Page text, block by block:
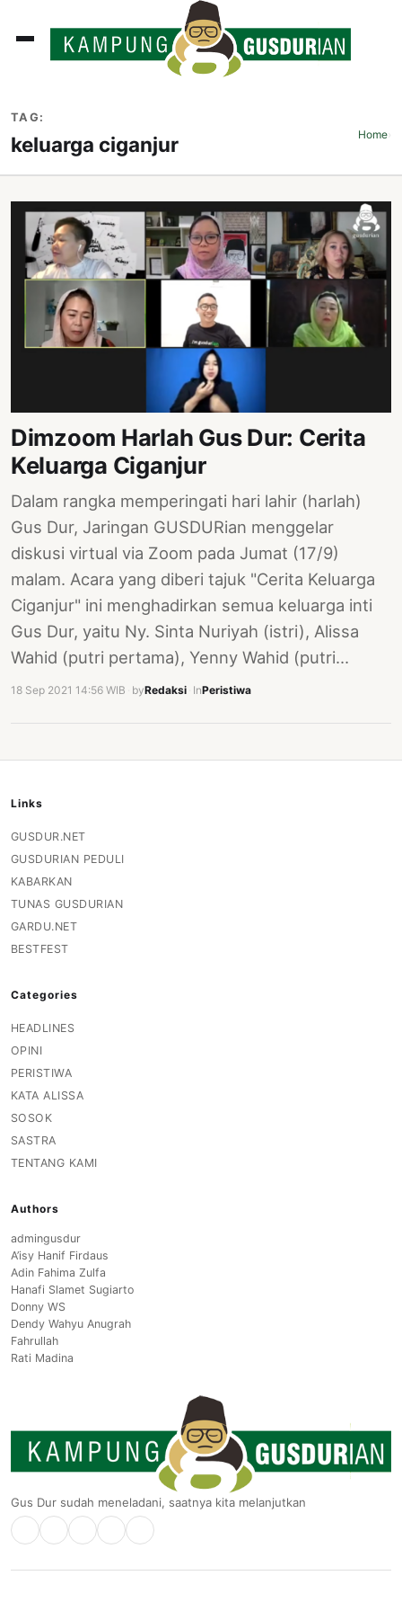
TAG:
keluarga ciganjur Home›
Dimzoom Harlah Gus Dur: Cerita
Keluarga Ciganjur
Dalam rangka memperingati hari lahir (harlah)
Gus Dur, Jaringan GUSDURian menggelar
diskusi virtual via Zoom pada Jumat (17/9)
malam. Acara yang diberi tajuk "Cerita Keluarga
Ciganjur" ini menghadirkan semua keluarga inti
Gus Dur, yaitu Ny. Sinta Nuriyah (istri), Alissa
Wahid (putri pertama), Yenny Wahid (putri…
18 Sep 2021 14:56 WIB byRedaksi InPeristiwa
Links
GUSDUR.NET
GUSDURIAN PEDULI
KABARKAN
TUNAS GUSDURIAN
GARDU.NET
BESTFEST
Categories
HEADLINES
OPINI
PERISTIWA
KATA ALISSA
SOSOK
SASTRA
TENTANG KAMI
Authors
admingusdur
A’isy Hanif Firdaus
Adin Fahima Zulfa
Hanafi Slamet Sugiarto
Donny WS
Dendy Wahyu Anugrah
Fahrullah
Rati Madina
Gus Dur sudah meneladani, saatnya kita melanjutkan